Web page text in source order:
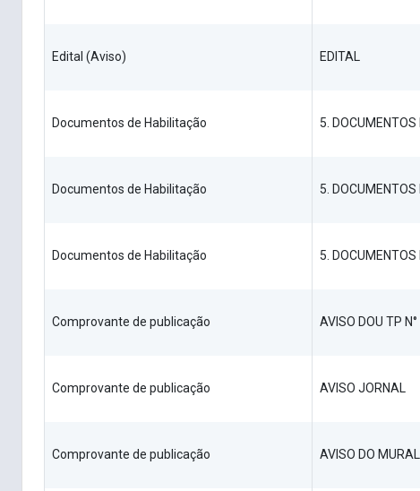
Edital (Aviso) EDITAL
Documentos de Habilitação 5. DOCUMENTOS
Documentos de Habilitação 5. DOCUMENTOS
Documentos de Habilitação 5. DOCUMENTOS
Comprovante de publicação AVISO DOU TP
Comprovante de publicação AVISO JORNAL
Comprovante de publicação AVISO DO MURAL